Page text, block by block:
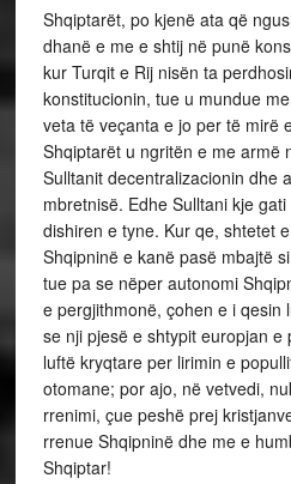
Shqiptarët, po kjenë ata që
dhanë e me e shtij në punë
kur Turqit e Rij nisën ta
konstitucionin, tue u mundue
veta të veçanta e jo per të mirë
Shqiptarët u ngritën e me armë
Sulltanit decentralizacionin dhe
mbretnisë. Edhe Sulltani kje
dishiren e tyne. Kur qe, shtetet
Shqipninë e kanë pasë mbajtë
tue pa se nëper autonomi
e pergjithmonë, çohen e i qesin
se nji pjesë e shtypit europjan e
luftë kryqtare per lirimin e
otomane; por ajo, në vetvedi,
rrenimi, çue peshë prej
rrenue Shqipninë dhe me e
Shqiptar!